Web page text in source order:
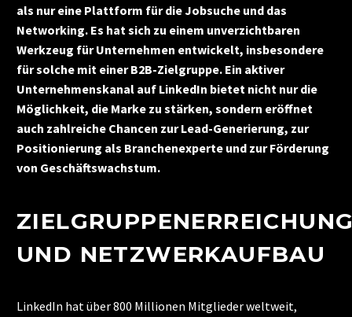
als nur eine Plattform für die Jobsuche und das
Networking. Es hat sich zu einem unverzichtbaren
Werkzeug für Unternehmen entwickelt, insbesondere
für solche mit einer B2B-Zielgruppe. Ein aktiver
Unternehmenskanal auf LinkedIn bietet nicht nur die
Möglichkeit, die Marke zu stärken, sondern eröffnet
auch zahlreiche Chancen zur Lead-Generierung, zur
Positionierung als Branchenexperte und zur Förderung
von Geschäftswachstum.
UND NETZWERKAUFBAU
LinkedIn hat über 800 Millionen Mitglieder weltweit,